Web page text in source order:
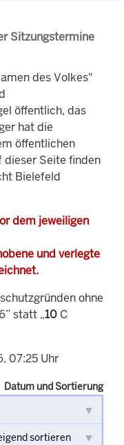
Sitzungstermine
des Volkes"
öffentlich, das
hat die
öffentlichen
dieser Seite finden
Bielefeld
dem jeweiligen
und verlegte
ohne
statt „10 C
07:25 Uhr
Datum und Sortierung